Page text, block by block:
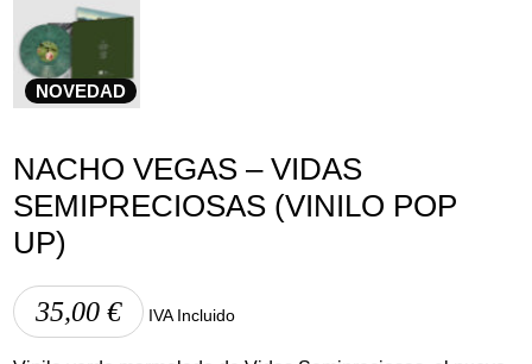
NOVEDAD
NACHO VEGAS – VIDAS
SEMIPRECIOSAS (VINILO POP
UP)
35,00€ IVA Incluido